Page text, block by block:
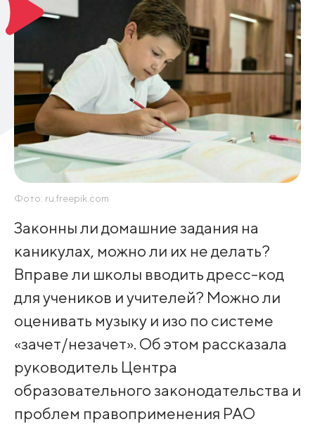
Фото: ru.freepik.com
Законны ли домашние задания на
каникулах, можно ли их не делать?
Вправе ли школы вводить дресс-код
для учеников и учителей? Можно ли
оценивать музыку и изо по системе
«зачет/незачет». Об этом рассказала
руководитель Центра
образовательного законодательства и
проблем правоприменения РАО